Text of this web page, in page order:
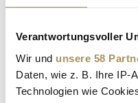
Verantwortungsvoller
Wir und unsere 58
Daten, wie z. B. Ihre IP-
Technologien wie